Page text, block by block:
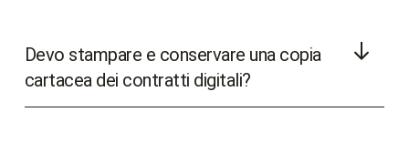
Devo stampare e conservare una copia
cartacea dei contratti digitali?